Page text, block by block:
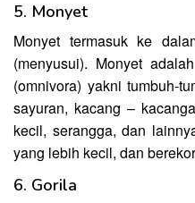
5. Monyet
Monyet termasuk ke
(menyusui). Monyet
(omnivora) yakni tumbuh-
sayuran, kacang –
kecil, serangga, dan
yang lebih kecil, dan
6. Gorila